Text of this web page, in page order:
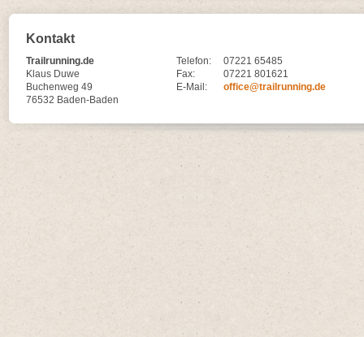
Kontakt
Trailrunning.de
Klaus Duwe
Buchenweg 49
76532 Baden-Baden
Telefon:
07221 65485
Fax:
07221 801621
E-Mail:
office@trailrunning.de